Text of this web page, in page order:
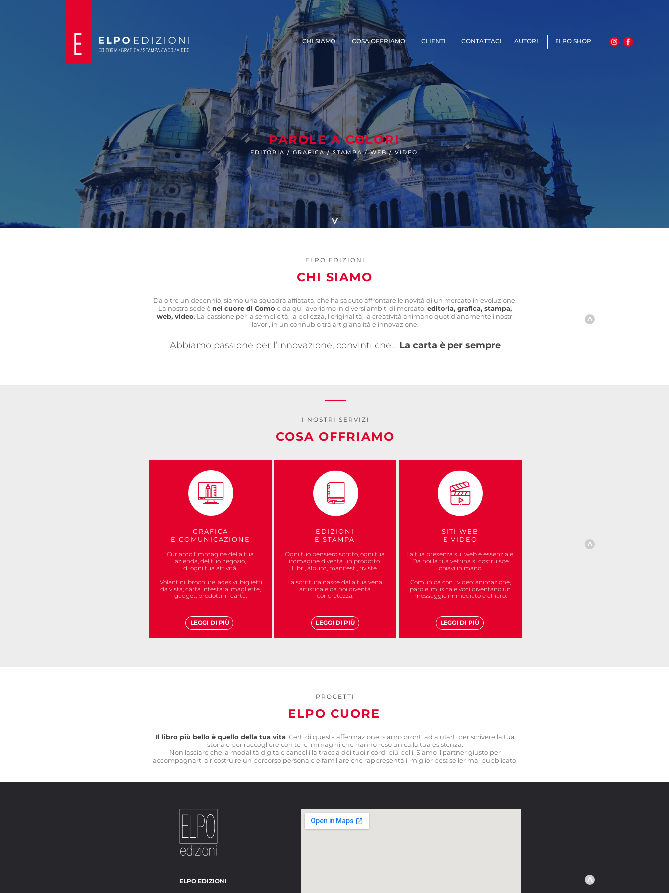
CHI SIAMO
PAROLE A COLORI
EDITORIA / GRAFICA / STAMPA / WEB / VIDEO
COSA OFFRIAMO CLIENTI CONTATTACI AUTORI ELPO SHOP
ELPO EDIZIONI
CHI SIAMO
Da oltre un decennio, siamo una squadra affiatata, che ha saputo affrontare le novità di un mercato in evoluzione.
La nostra sede è nel cuore di Comoe da qui lavoriamo in diversi ambiti di mercato:editoria, grafica, stampa,
web, video. La passione per la semplicità, la bellezza, l’originalità, la creatività animano quotidianamente i nostri
lavori, in un connubio tra artigianalità e innovazione.
Abbiamo passione per l’innovazione, convinti che… La carta è per sempre
I NOSTRI SERVIZI
COSA OFFRIAMO
GRAFICA
E COMUNICAZIONE
Curiamo l'immagine della tua
azienda, del tuo negozio,
di ogni tua attività.
Volantini, brochure, adesivi, biglietti
da vista, carta intestata, magliette,
gadget, prodotti in carta.
LEGGI DI PIÙ
EDIZIONI
E STAMPA
Ogni tuo pensiero scritto, ogni tua
immagine diventa un prodotto.
Libri, album, manifesti, riviste.
La scrittura nasce dalla tua vena
artistica e da noi diventa
concretezza.
LEGGI DI PIÙ
SITI WEB
E VIDEO
La tua presenza sul web è essenziale.
Da noi la tua vetrina si costruisce
chiavi in mano.
Comunica con i video: animazione,
parole, musica e voci diventano un
messaggio immediato e chiaro.
LEGGI DI PIÙ
PROGETTI
ELPO CUORE
Il libro più bello è quello della tua vita.Certi di questa affermazione, siamo pronti ad aiutarti per scrivere la tua
storia e per raccogliere con te le immagini che hanno reso unica la tua esistenza.
Non lasciare che la modalità digitale cancelli la traccia dei tuoi ricordi più belli. Siamo il partner giusto per
accompagnarti a ricostruire un percorso personale e familiare che rappresenta il miglior best seller mai pubblicato.
ELPO EDIZIONI